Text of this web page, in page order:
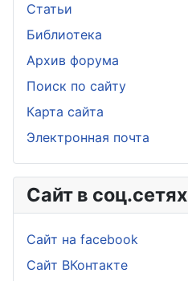
Статьи
Библиотека
Архив форума
Поиск по сайту
Карта сайта
Электронная почта
Сайт в соц.сетях
Сайт на facebook
Сайт ВКонтакте